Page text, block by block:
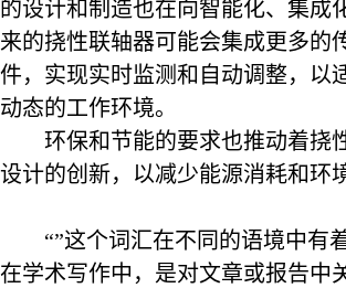
的设计和制造也在向智能化、集成
来的挠性联轴器可能会集成更多的
件，实现实时监测和自动调整，以
动态的工作环境。
环保和节能的要求也推动着挠
设计的创新，以减少能源消耗和环
“”这个词汇在不同的语境中有
在学术写作中，是对文章或报告中